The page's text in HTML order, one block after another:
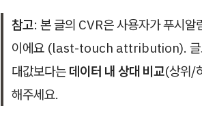
참고: 본 글의 CVR은 사용자가 푸시알
이에요 (last-touch attribution). 글로
대값보다는 데이터 내 상대 비교(상위/
해주세요.